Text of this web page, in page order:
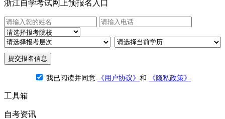
浙江自学考试网上预报名入口
提交报名信息
我已阅读并同意 《用户协议》 和 《隐私政策》
工具箱
自考资讯